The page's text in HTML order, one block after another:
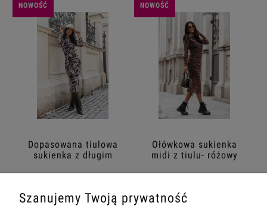
Dopasowana tiulowa
sukienka z długim
NOWOŚĆ
Ołówkowa sukienka
midi z tiulu- różowy
NOWOŚĆ
Szanujemy Twoją prywatność